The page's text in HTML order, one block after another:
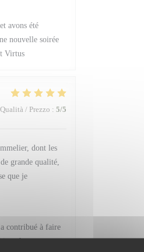
avons été
nouvelle soirée
Virtus
Qualità / Prezzo : 5/5
dont les
grande qualité,
que je
contribué à faire
sûr vos